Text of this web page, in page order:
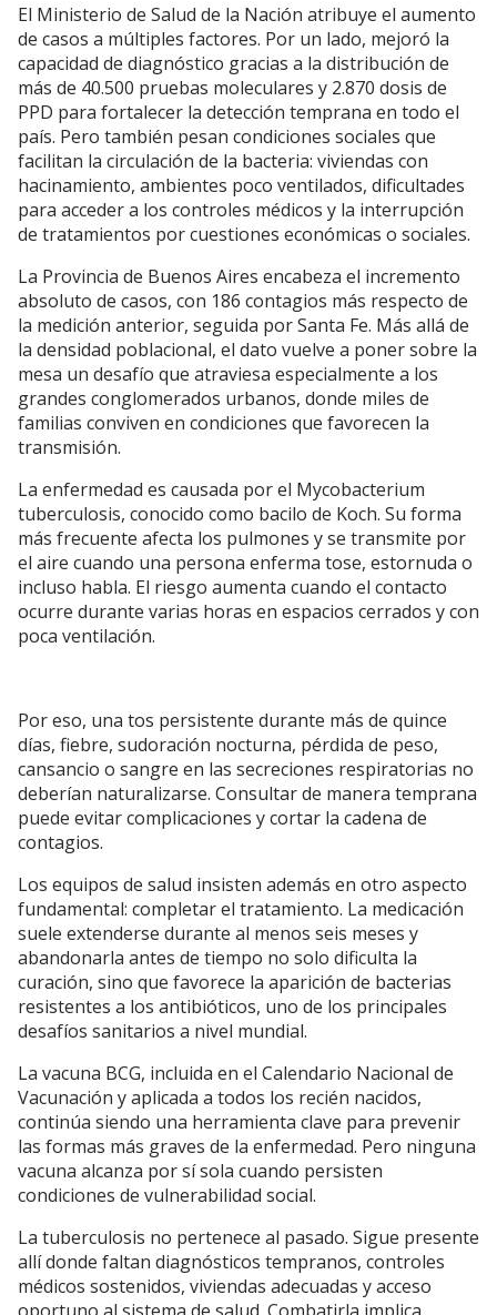
El Ministerio de Salud de la Nación atribuye el aumento
de casos a múltiples factores. Por un lado, mejoró la
capacidad de diagnóstico gracias a la distribución de
más de 40.500 pruebas moleculares y 2.870 dosis de
PPD para fortalecer la detección temprana en todo el
país. Pero también pesan condiciones sociales que
facilitan la circulación de la bacteria: viviendas con
hacinamiento, ambientes poco ventilados, dificultades
para acceder a los controles médicos y la interrupción
de tratamientos por cuestiones económicas o sociales.
La Provincia de Buenos Aires encabeza el incremento
absoluto de casos, con 186 contagios más respecto de
la medición anterior, seguida por Santa Fe. Más allá de
la densidad poblacional, el dato vuelve a poner sobre la
mesa un desafío que atraviesa especialmente a los
grandes conglomerados urbanos, donde miles de
familias conviven en condiciones que favorecen la
transmisión.
La enfermedad es causada por el Mycobacterium
tuberculosis, conocido como bacilo de Koch. Su forma
más frecuente afecta los pulmones y se transmite por
el aire cuando una persona enferma tose, estornuda o
incluso habla. El riesgo aumenta cuando el contacto
ocurre durante varias horas en espacios cerrados y con
poca ventilación.
Por eso, una tos persistente durante más de quince
días, fiebre, sudoración nocturna, pérdida de peso,
cansancio o sangre en las secreciones respiratorias no
deberían naturalizarse. Consultar de manera temprana
puede evitar complicaciones y cortar la cadena de
contagios.
Los equipos de salud insisten además en otro aspecto
fundamental: completar el tratamiento. La medicación
suele extenderse durante al menos seis meses y
abandonarla antes de tiempo no solo dificulta la
curación, sino que favorece la aparición de bacterias
resistentes a los antibióticos, uno de los principales
desafíos sanitarios a nivel mundial.
La vacuna BCG, incluida en el Calendario Nacional de
Vacunación y aplicada a todos los recién nacidos,
continúa siendo una herramienta clave para prevenir
las formas más graves de la enfermedad. Pero ninguna
vacuna alcanza por sí sola cuando persisten
condiciones de vulnerabilidad social.
La tuberculosis no pertenece al pasado. Sigue presente
allí donde faltan diagnósticos tempranos, controles
médicos sostenidos, viviendas adecuadas y acceso
oportuno al sistema de salud. Combatirla implica